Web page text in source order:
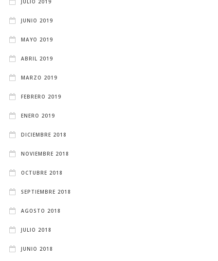
JUNIO 2019
MAYO 2019
ABRIL 2019
MARZO 2019
FEBRERO 2019
ENERO 2019
DICIEMBRE 2018
NOVIEMBRE 2018
OCTUBRE 2018
SEPTIEMBRE 2018
AGOSTO 2018
JULIO 2018
JUNIO 2018